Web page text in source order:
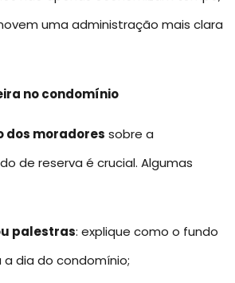
uma administração mais clara
no condomínio
dos moradores sobre a
de reserva é crucial. Algumas
palestras: explique como o fundo
dia do condomínio;